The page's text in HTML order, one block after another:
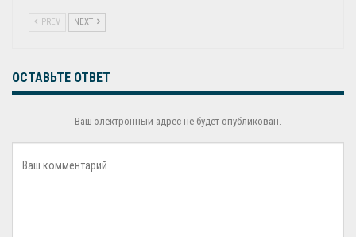
PREV NEXT
ОСТАВЬТЕ ОТВЕТ
Ваш электронный адрес не будет опубликован.